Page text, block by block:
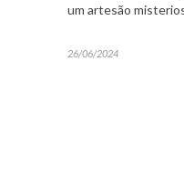
um artesão
26/06/2024